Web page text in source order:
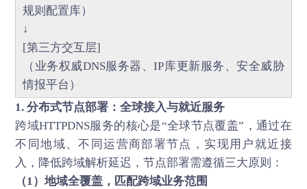
规则配置库）
↓
[第三方交互层]
（业务权威DNS服务器、IP库更新服务、安全威胁
情报平台）
1. 分布式节点部署：全球接入与就近服务
跨域HTTPDNS服务的核心是“全球节点覆盖”，通过在
不同地域、不同运营商部署节点，实现用户就近接
入，降低跨域解析延迟，节点部署需遵循三大原则：
（1）地域全覆盖，匹配跨域业务范围